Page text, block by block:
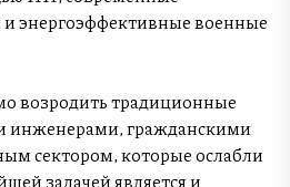
энергоэффективные военные
возродить традиционные
инженерами, гражданскими
сектором, которые ослабли
задачей является и